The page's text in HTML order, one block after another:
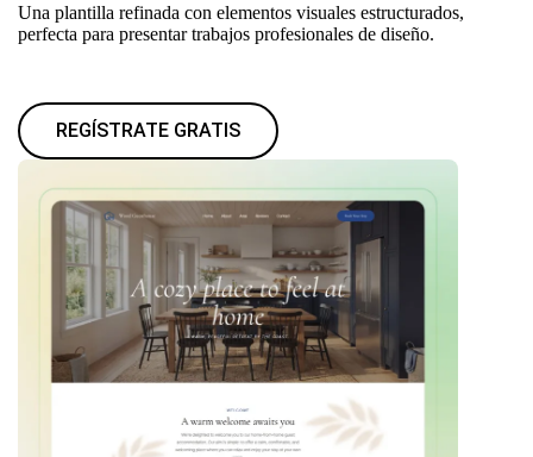
Una plantilla refinada con elementos visuales estructurados,
perfecta para presentar trabajos profesionales de diseño.
REGÍSTRATE GRATIS